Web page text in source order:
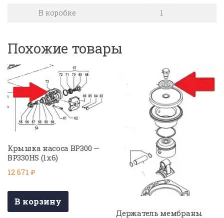
В коробке
1
Похожие товары
Крышка насоса BP300 —
BP330HS (1х6)
12 671 ₽
В корзину
Держатель мембраны